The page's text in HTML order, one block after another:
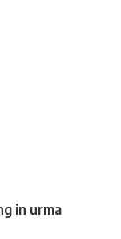
in urma